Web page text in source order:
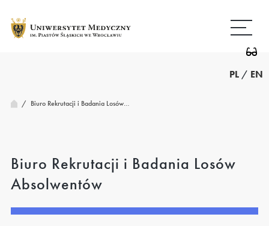
treści
strony
PL / EN
/ Biuro Rekrutacji i Badania Losów…
Biuro Rekrutacji i Badania Losów
Absolwentów